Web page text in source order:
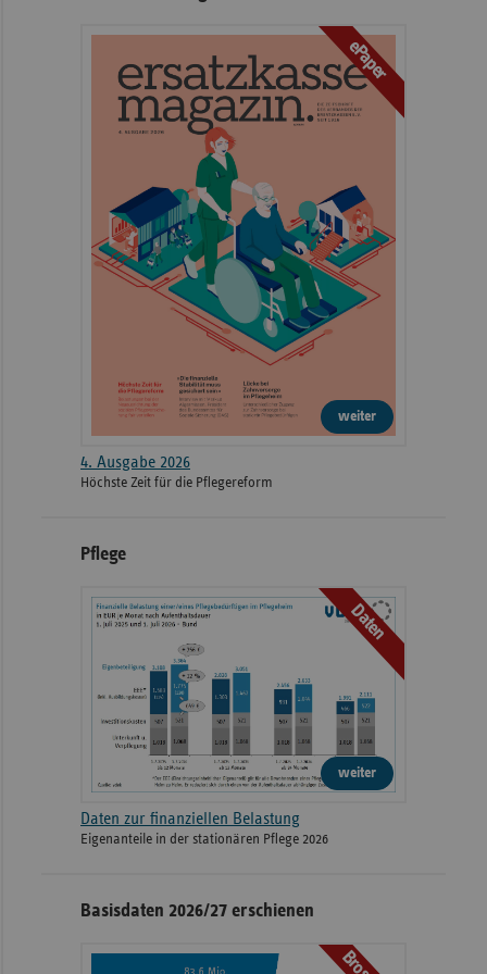
ePaper
weiter
4. Ausgabe 2026
Höchste Zeit für die Pflegereform
Pflege
Daten
weiter
Daten zur finanziellen Belastung
Eigenanteile in der stationären Pflege 2026
Basisdaten 2026/27 erschienen